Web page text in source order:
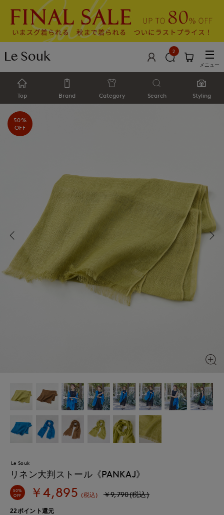
2
メニュー
Top Brand Category Search Styling
50%
OFF
Le Souk
リネン大判ストール《PANKAJ》
50%
OFF ￥4,895 (税込) ￥9,790(税込)
22ポイント還元